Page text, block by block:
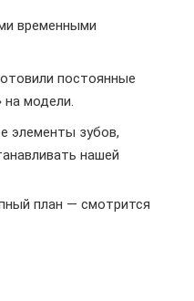
временными
постоянные
на модели.
элементы зубов,
нашей
план — смотрится